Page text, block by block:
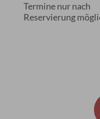
Termine nur nach
Reservierung